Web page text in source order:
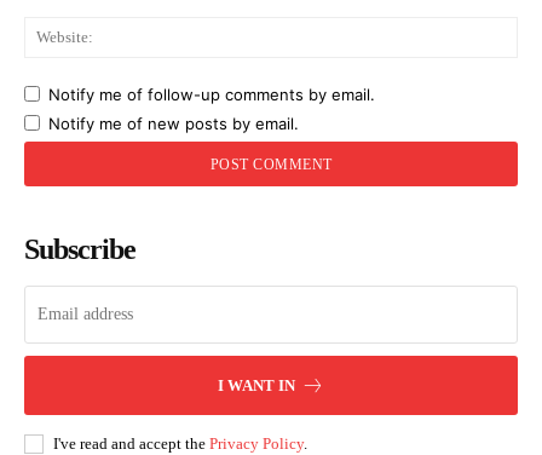
Notify me of follow-up comments by email.
Notify me of new posts by email.
Subscribe
I WANT IN
I've read and accept the Privacy Policy.